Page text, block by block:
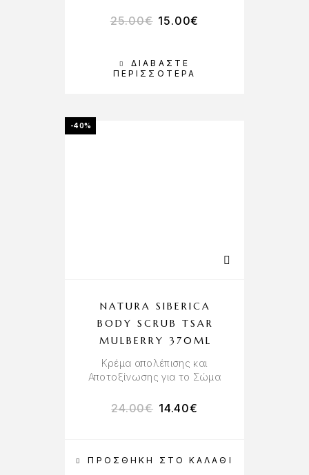
ΔΙΑΒΆΣΤΕ
ΠΕΡΙΣΣΌΤΕΡΑ
25.00€ 15.00€
-40%
ΠΡΟΣΘΉΚΗ ΣΤΟ ΚΑΛΆΘΙ
NATURA SIBERICA
BODY SCRUB TSAR
MULBERRY 370ML
Κρέμα απολέπισης και
Αποτοξίνωσης για το Σώμα
24.00€ 14.40€